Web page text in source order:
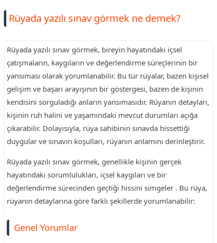
Rüyada yazılı sınav görmek ne demek?
Rüyada yazılı sınav görmek, bireyin hayatındaki içsel
çatışmaların, kaygıların ve değerlendirme süreçlerinin bir
yansıması olarak yorumlanabilir. Bu tür rüyalar, bazen kişisel
gelişim ve başarı arayışının bir göstergesi, bazen de kişinin
kendisini sorguladığı anların yansımasıdır. Rüyanın detayları,
kişinin ruh halini ve yaşamındaki mevcut durumları açığa
çıkarabilir. Dolayısıyla, rüya sahibinin sınavda hissettiği
duygular ve sınavın koşulları, rüyanın anlamını derinleştirir.
Rüyada yazılı sınav görmek, genellikle kişinin gerçek
hayatındaki sorumlulukları, içsel kaygıları ve bir
değerlendirme sürecinden geçtiği hissini simgeler . Bu rüya,
rüyanın detaylarına göre farklı şekillerde yorumlanabilir:
Genel Yorumlar